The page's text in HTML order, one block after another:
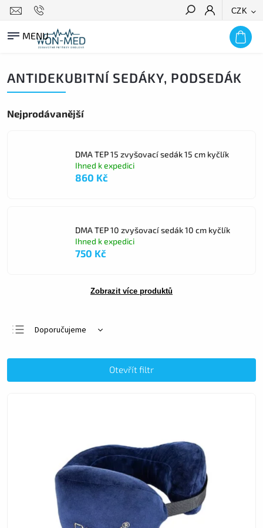
CZK
HLEDAT
ANTIDEKUBITNÍ SEDÁKY, PODSEDÁK
Nejprodávanější
DMA TEP 15 zvyšovací sedák 15 cm kyčlík
Ihned k expedici
860 Kč
DMA TEP 10 zvyšovací sedák 10 cm kyčlík
Ihned k expedici
750 Kč
Zobrazit více produktů
Doporučujeme
Otevřít filtr